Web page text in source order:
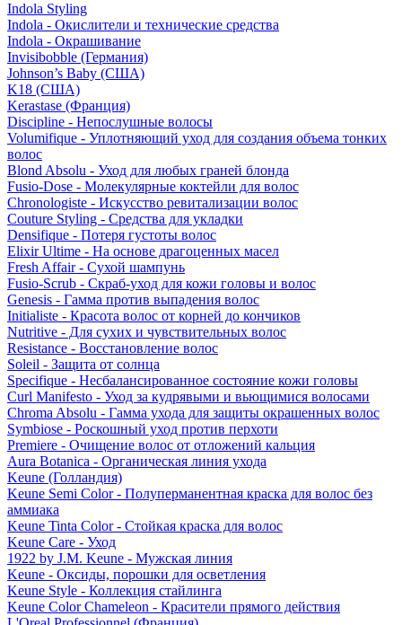
Indola Styling
Indola - Окислители и технические средства
Indola - Окрашивание
Invisibobble (Германия)
Johnson’s Baby (США)
K18 (США)
Kerastase (Франция)
Discipline - Непослушные волосы
Volumifique - Уплотняющий уход для создания объема тонких
волос
Blond Absolu - Уход для любых граней блонда
Fusio-Dose - Молекулярные коктейли для волос
Chronologiste - Искусство ревитализации волос
Couture Styling - Средства для укладки
Densifique - Потеря густоты волос
Elixir Ultime - На основе драгоценных масел
Fresh Affair - Сухой шампунь
Fusio-Scrub - Скраб-уход для кожи головы и волос
Genesis - Гамма против выпадения волос
Initialiste - Красота волос от корней до кончиков
Nutritive - Для сухих и чувствительных волос
Resistance - Восстановление волос
Soleil - Защита от солнца
Specifique - Несбалансированное состояние кожи головы
Curl Manifesto - Уход за кудрявыми и вьющимися волосами
Chroma Absolu - Гамма ухода для защиты окрашенных волос
Symbiose - Роскошный уход против перхоти
Premiere - Очищение волос от отложений кальция
Aura Botanica - Органическая линия ухода
Keune (Голландия)
Keune Semi Color - Полуперманентная краска для волос без
аммиака
Keune Tinta Color - Стойкая краска для волос
Keune Care - Уход
1922 by J.M. Keune - Мужская линия
Keune - Оксиды, порошки для осветления
Keune Style - Коллекция стайлинга
Keune Color Chameleon - Красители прямого действия